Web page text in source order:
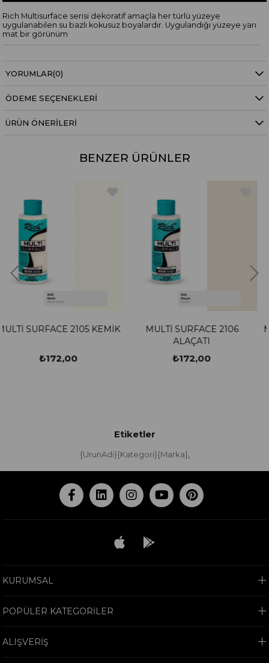
Rich Multisurface serisi dekoratif amaçla her türlü yüzeye
uygulanabilen su bazlı kokusuz boyalardır. Uygulandığı yüzeye yarı
mat bir görünüm
YORUMLAR(0)
ÖDEME SEÇENEKLERI
ÜRÜN ÖNERILERI
BENZER ÜRÜNLER
KEMİK
MULTİ SURFACE 2106
MULTİ SURFACE
Etiketler
{UrunAdi}{Kategori}{Marka},
KURUMSAL
POPÜLER KATEGORİLER
ALIŞVERİŞ